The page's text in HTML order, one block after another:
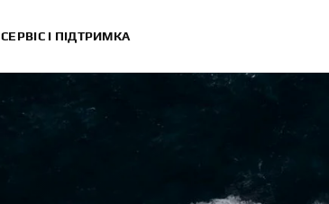
СЕРВІС І ПІДТРИМКА